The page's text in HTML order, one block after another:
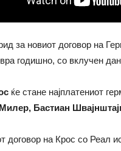
за новиот договор на
годишно, со вклучен
ќе стане најплатениот
Бастиан
договор на Крос со Реал